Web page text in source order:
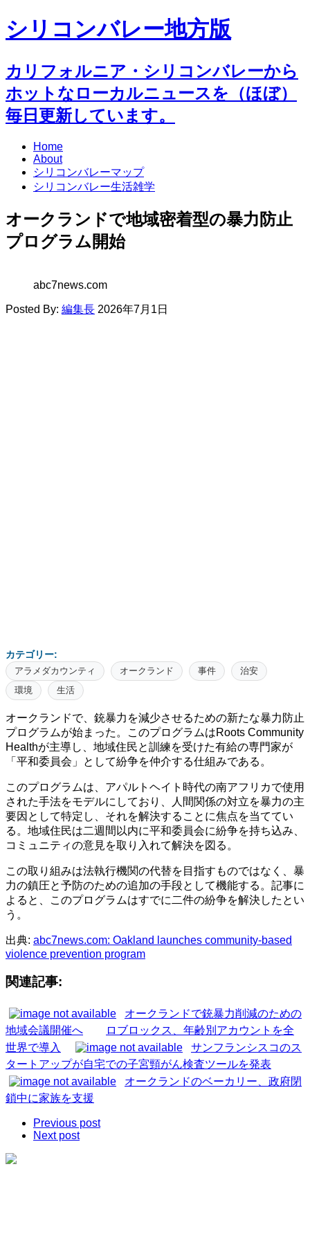
シリコンバレー地方版
カリフォルニア・シリコンバレーから
ホットなローカルニュースを（ほぼ）
毎日更新しています。
Home
About
シリコンバレーマップ
シリコンバレー生活雑学
オークランドで地域密着型の暴力防止
プログラム開始
abc7news.com
Posted By: 編集長 2026年7月1日
カテゴリー:
アラメダカウンティ オークランド 事件
治安
環境
生活
オークランドで、銃暴力を減少させるための新たな暴力防止
プログラムが始まった。このプログラムはRoots Community
Healthが主導し、地域住民と訓練を受けた有給の専門家が
「平和委員会」として紛争を仲介する仕組みである。
このプログラムは、アパルトヘイト時代の南アフリカで使用
された手法をモデルにしており、人間関係の対立を暴力の主
要因として特定し、それを解決することに焦点を当ててい
る。地域住民は二週間以内に平和委員会に紛争を持ち込み、
コミュニティの意見を取り入れて解決を図る。
この取り組みは法執行機関の代替を目指すものではなく、暴
力の鎮圧と予防のための追加の手段として機能する。記事に
よると、このプログラムはすでに二件の紛争を解決したとい
う。
出典: abc7news.com: Oakland launches community-based
violence prevention program
関連記事:
オークランドで銃暴力削減のための
地域会議開催へ
ロブロックス、年齢別アカウントを全
世界で導入
サンフランシスコのス
タートアップが自宅での子宮頸がん検査ツールを発表
オークランドのベーカリー、政府閉
鎖中に家族を支援
Previous post
Next post